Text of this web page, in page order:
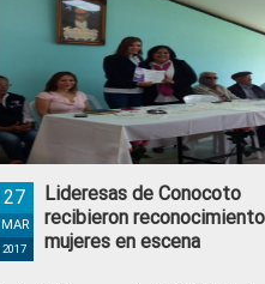
Lideresas de Conocoto
recibieron reconocimiento
mujeres en escena
27
MAR
2017